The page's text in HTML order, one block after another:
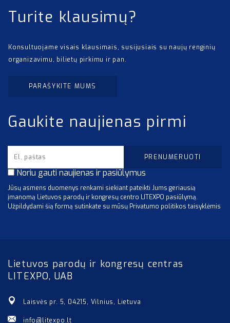
Turite klausimų?
Konsultuojame visais klausimais, susijusiais su naujų renginių
organizavimu, bilietų pirkimu ir pan.
PARAŠYKITE MUMS
Gaukite naujienas pirmi
Noriu gauti naujienas ir pasiūlymus
Jūsų asmens duomenys renkami siekiant pateikti Jums geriausią
įmanomą Lietuvos parodų ir kongresų centro LITEXPO pasiūlymą.
Užpildydami šią formą sutinkate su mūsų Privatumo politikos taisyklėmis
Lietuvos parodų ir kongresų centras
LITEXPO, UAB
Laisvės pr. 5, 04215, Vilnius, Lietuva
info@litexpo.lt